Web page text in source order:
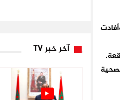
.
آخر خبر TV